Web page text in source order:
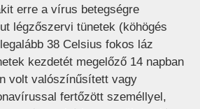
erre a vírus betegségre
légzőszervi tünetek (köhögés
38 Celsius fokos láz
kezdetét megelőző 14 napban
volt valószínűsített vagy
fertőzött személlyel,